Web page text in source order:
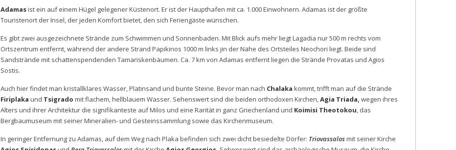
Adamasist ein auf einem Hügel gelegener Küstenort. Er ist der Haupthafen mit ca. 1.000 Einwohnern. Adamas ist der größte
Touristenort der Insel, der jeden Komfort bietet, den sich Feriengäste wünschen.
Es gibt zwei ausgezeichnete Strände zum Schwimmen und Sonnenbaden. Mit Blick aufs mehr liegt Lagadia nur 500 m rechts vom
Ortszentrum entfernt, während der andere Strand Papikinos 1000 m links jin der Nähe des Ortsteiles Neochori liegt. Beide sind
Sandstrände mit schattenspendenden Tamariskenbäumen. Ca. 7 km von Adamas entfernt liegen die Strände Provatas und Agios
Sostis.
Auch hier findet man kristallklares Wasser, Platinsand und bunte Steine. Bevor man nach Chalaka kommt, trifft man auf die Strände
Firiplaka und Tsigrado mit flachem, hellblauem Wasser. Sehenswert sind die beiden orthodoxen Kirchen,Agia Triada, wegen ihres
Alters und ihrer Architektur die signifikanteste auf Milos und eine Rarität in ganz Griechenland und Koimisi Theotokou, das
Bergbaumuseum mit seiner Mineralien- und Gesteinssammlung sowie das Kirchenmuseum.
In geringer Entfernung zu Adamas, auf dem Weg nach Plaka befinden sich zwei dicht besiedelte Dörfer: Triovassalosmit seiner Kirche